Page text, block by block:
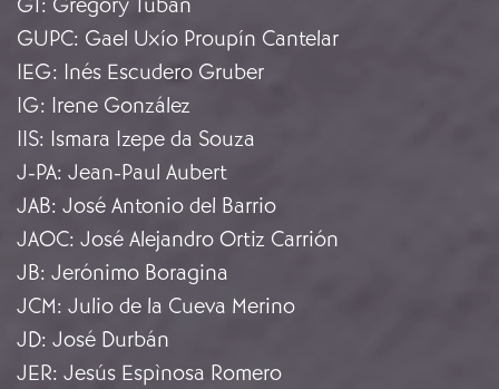
GUPC: Gael Uxío Proupín Cantelar
IEG: Inés Escudero Gruber
IG: Irene González
IIS: Ismara Izepe da Souza
J-PA: Jean-Paul Aubert
JAB: José Antonio del Barrio
JAOC: José Alejandro Ortiz Carrión
JB: Jerónimo Boragina
JCM: Julio de la Cueva Merino
JD: José Durbán
JER: Jesús Espìnosa Romero